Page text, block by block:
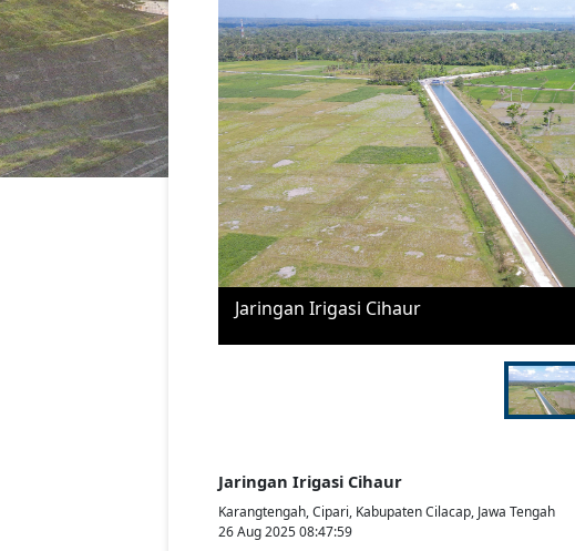
Jaringan Irigasi Cihaur
Jaringan Irigasi Cihaur
Karangtengah, Cipari, Kabupaten Cilacap, Jawa Tengah
26 Aug 2025 08:47:59